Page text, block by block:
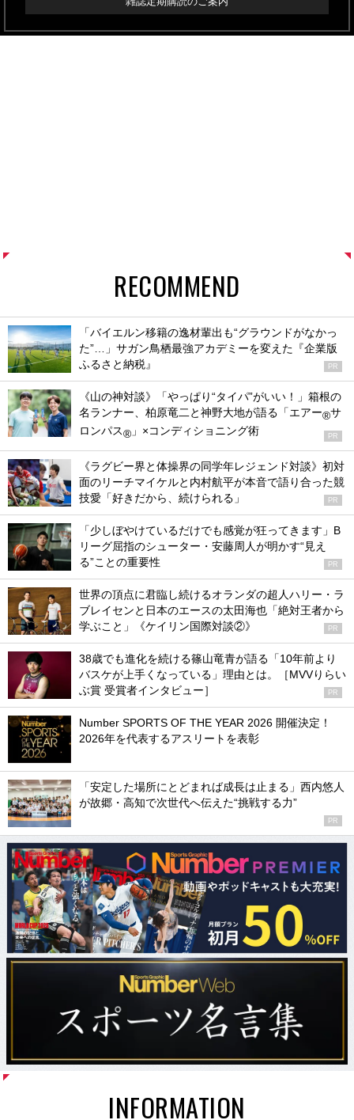
RECOMMEND
「バイエルン移籍の逸材輩出も“グラウンドがなかっ
た”…」サガン鳥栖最強アカデミーを変えた『企業版
ふるさと納税』
PR
《山の神対談》「やっぱり“タイパ”がいい！」箱根の
名ランナー、柏原竜二と神野大地が語る「エアー®サ
ロンパス® 」×コンディショニング術 PR
《ラグビー界と体操界の同学年レジェンド対談》初対
面のリーチマイケルと内村航平が本音で語り合った競
技愛「好きだから、続けられる」
PR
「少しぼやけているだけでも感覚が狂ってきます」B
リーグ屈指のシューター・安藤周人が明かす“見え
る”ことの重要性
PR
世界の頂点に君臨し続けるオランダの超人ハリー・ラ
ブレイセンと日本のエースの太田海也「絶対王者から
学ぶこと」《ケイリン国際対談②》
PR
38歳でも進化を続ける篠山竜青が語る「10年前より
バスケが上手くなっている」理由とは。［MVVりらい
ぶ賞 受賞者インタビュー］
PR
Number SPORTS OF THE YEAR 2026 開催決定！
2026年を代表するアスリートを表彰
「安定した場所にとどまれば成長は止まる」西内悠人
が故郷・高知で次世代へ伝えた“挑戦する力”
PR
INFORMATION